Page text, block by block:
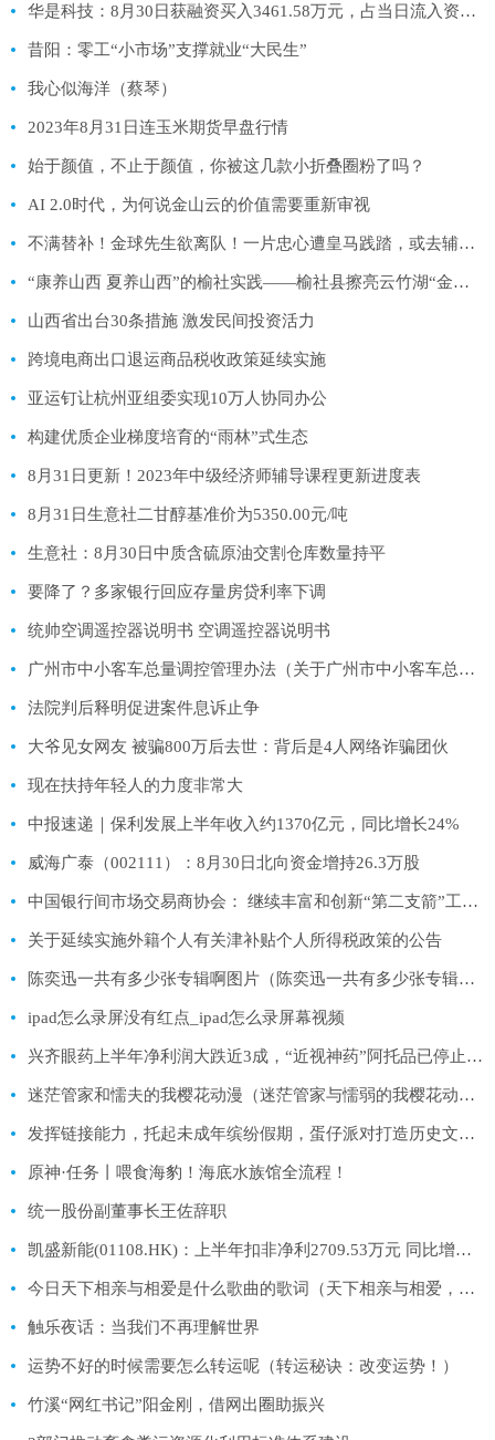
华是科技：8月30日获融资买入3461.58万元，占当日流入资金比例10.07%
昔阳：零工“小市场”支撑就业“大民生”
我心似海洋（蔡琴）
2023年8月31日连玉米期货早盘行情
始于颜值，不止于颜值，你被这几款小折叠圈粉了吗？
AI 2.0时代，为何说金山云的价值需要重新审视
不满替补！金球先生欲离队！一片忠心遭皇马践踏，或去辅佐梅西
“康养山西 夏养山西”的榆社实践——榆社县擦亮云竹湖“金字招牌”拉动文旅康养产业高品质发展
山西省出台30条措施 激发民间投资活力
跨境电商出口退运商品税收政策延续实施
亚运钉让杭州亚组委实现10万人协同办公
构建优质企业梯度培育的“雨林”式生态
8月31日更新！2023年中级经济师辅导课程更新进度表
8月31日生意社二甘醇基准价为5350.00元/吨
生意社：8月30日中质含硫原油交割仓库数量持平
要降了？多家银行回应存量房贷利率下调
统帅空调遥控器说明书 空调遥控器说明书
广州市中小客车总量调控管理办法（关于广州市中小客车总量调控管理办法的基本详情介绍）
法院判后释明促进案件息诉止争
大爷见女网友 被骗800万后去世：背后是4人网络诈骗团伙
现在扶持年轻人的力度非常大
中报速递｜保利发展上半年收入约1370亿元，同比增长24%
威海广泰（002111）：8月30日北向资金增持26.3万股
中国银行间市场交易商协会： 继续丰富和创新“第二支箭”工具箱 提升增信力度
关于延续实施外籍个人有关津补贴个人所得税政策的公告
陈奕迅一共有多少张专辑啊图片（陈奕迅一共有多少张专辑啊）
ipad怎么录屏没有红点_ipad怎么录屏幕视频
兴齐眼药上半年净利润大跌近3成，“近视神药”阿托品已停止网售一年
迷茫管家和懦夫的我樱花动漫（迷茫管家与懦弱的我樱花动漫）
发挥链接能力，托起未成年缤纷假期，蛋仔派对打造历史文化之旅
原神·任务丨喂食海豹！海底水族馆全流程！
统一股份副董事长王佐辞职
凯盛新能(01108.HK)：上半年扣非净利2709.53万元 同比增长17.47%
今日天下相亲与相爱是什么歌曲的歌词（天下相亲与相爱，情动千里之外是哪首歌的歌词）
触乐夜话：当我们不再理解世界
运势不好的时候需要怎么转运呢（转运秘诀：改变运势！）
竹溪“网红书记”阳金刚，借网出圈助振兴